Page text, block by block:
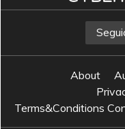
About
Terms&Conditions